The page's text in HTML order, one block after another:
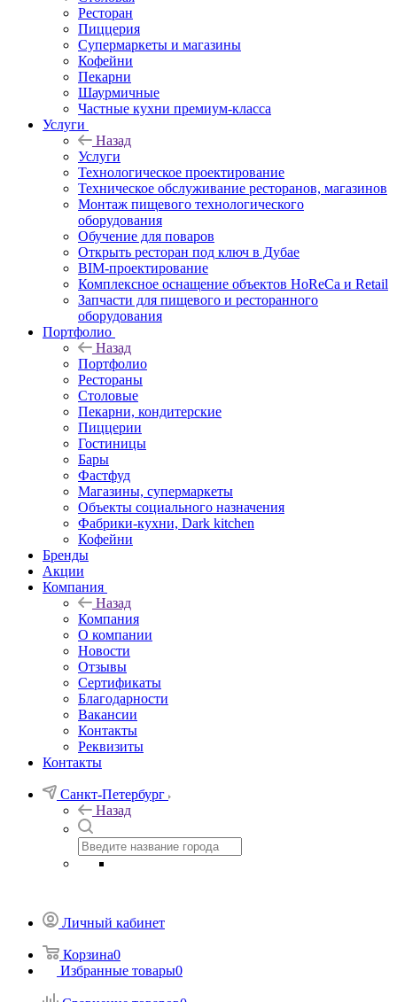
Ресторан
Пиццерия
Супермаркеты и магазины
Кофейни
Пекарни
Шаурмичные
Частные кухни премиум-класса
Услуги
Назад
Услуги
Технологическое проектирование
Техническое обслуживание ресторанов, магазинов
Монтаж пищевого технологического
оборудования
Обучение для поваров
Открыть ресторан под ключ в Дубае
BIM-проектирование
Комплексное оснащение объектов HoReCa и Retail
Запчасти для пищевого и ресторанного
оборудования
Портфолио
Назад
Портфолио
Рестораны
Столовые
Пекарни, кондитерские
Пиццерии
Гостиницы
Бары
Фастфуд
Магазины, супермаркеты
Объекты социального назначения
Фабрики-кухни, Dark kitchen
Кофейни
Бренды
Акции
Компания
Назад
Компания
О компании
Новости
Отзывы
Сертификаты
Благодарности
Вакансии
Контакты
Реквизиты
Контакты
Санкт-Петербург
Назад
Личный кабинет
Корзина0
Избранные товары0